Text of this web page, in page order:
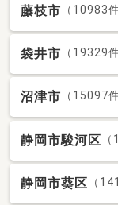
藤枝市 （10983件
袋井市 （19329件
沼津市 （15097件
静岡市駿河区
静岡市葵区 （